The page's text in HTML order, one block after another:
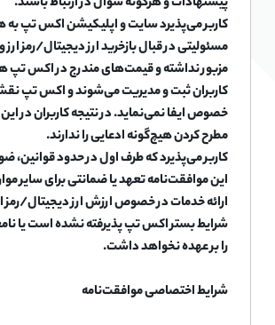
کاربر می‌پذیرد سایت و اپلیکیشن اکس تپ به
مسئولیتی در قبال بازخرید ارز دیجیتال/رمز
مزبور نداشته و قیمت‌های مندرج در اکس
کاربران ثبت و مدیریت می‌شوند و اکس تپ
خصوص ایفا نمی‌نماید. در نتیجه کاربران
مطرح کردن هیچ‌گونه ادعایی را ندارند.
کاربر می‌پذیرد که طرف اول در حدود قوانین،
این موافقت‌نامه تعهد یا ضمانتی برای سایر
ارائه خدمات در خصوص ارزش ارز دیجیتال/رمز
شرایط بستر اکس تپ پذیرفته نشده است یا
را بر عهده نخواهد داشت.
شرایط اختصاصی موافقت‌نامه